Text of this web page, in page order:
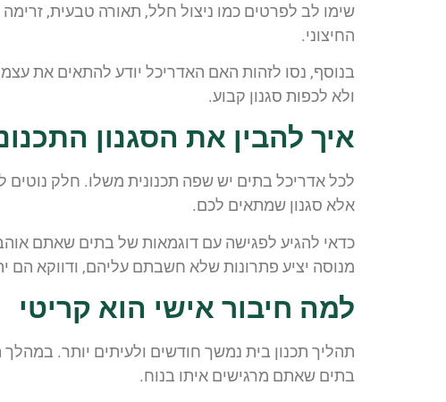
שימו לב לפרטים כמו ניצול חלל, תאורה טבעית,
החיצוני.
בנוסף, נסו לזהות האם האדריכל יודע להתאים את
ולא לכפות סגנון קבוע.
איך להבין את הסגנון
לכל אדריכל בתים יש שפה תכנונית משלו. חלק נוטים
אלא סגנון שמתאים לכם.
כדאי להגיע לפגישה עם דוגמאות של בתים שאתם
מנוסה יציע פתרונות שלא חשבתם עליהם, ודווקא הם
למה חיבור אישי הוא קריטי
תהליך תכנון בית נמשך חודשים ולעיתים יותר.
בתים שאתם מרגישים איתו בנוח.